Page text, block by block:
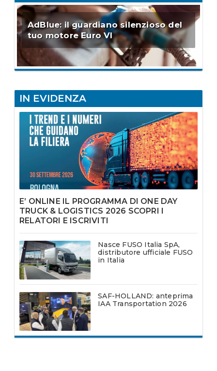
AdBlue: il guardiano silenzioso del
tuo motore Euro VI
IN EVIDENZA
E’ ONLINE IL PROGRAMMA DI ONE DAY
TRUCK & LOGISTICS 2026 SCOPRI I
RELATORI E ISCRIVITI
Nasce FUSO Italia SpA,
distributore ufficiale FUSO
in Italia
SAF-HOLLAND: anteprima
IAA Transportation 2026